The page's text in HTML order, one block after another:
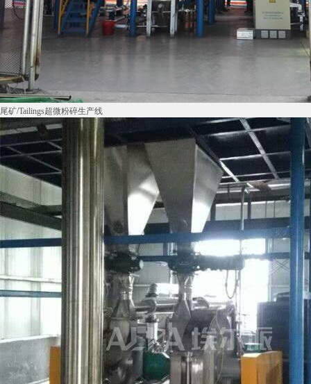
尾矿/Tailings超微粉碎生产线